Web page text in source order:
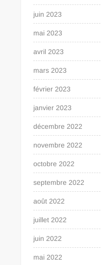
juin 2023
mai 2023
avril 2023
mars 2023
février 2023
janvier 2023
décembre 2022
novembre 2022
octobre 2022
septembre 2022
août 2022
juillet 2022
juin 2022
mai 2022